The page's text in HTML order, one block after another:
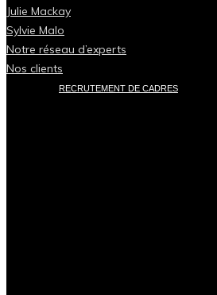
Julie Mackay
Sylvie Malo
Notre réseau d’experts
Nos clients
RECRUTEMENT DE CADRES